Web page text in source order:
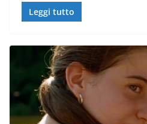
Leggi tutto